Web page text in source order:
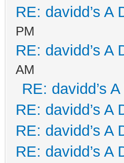
RE: davidd’s A
PM
RE: davidd’s A
AM
RE: davidd’s
RE: davidd’s A
RE: davidd’s A
RE: davidd’s A